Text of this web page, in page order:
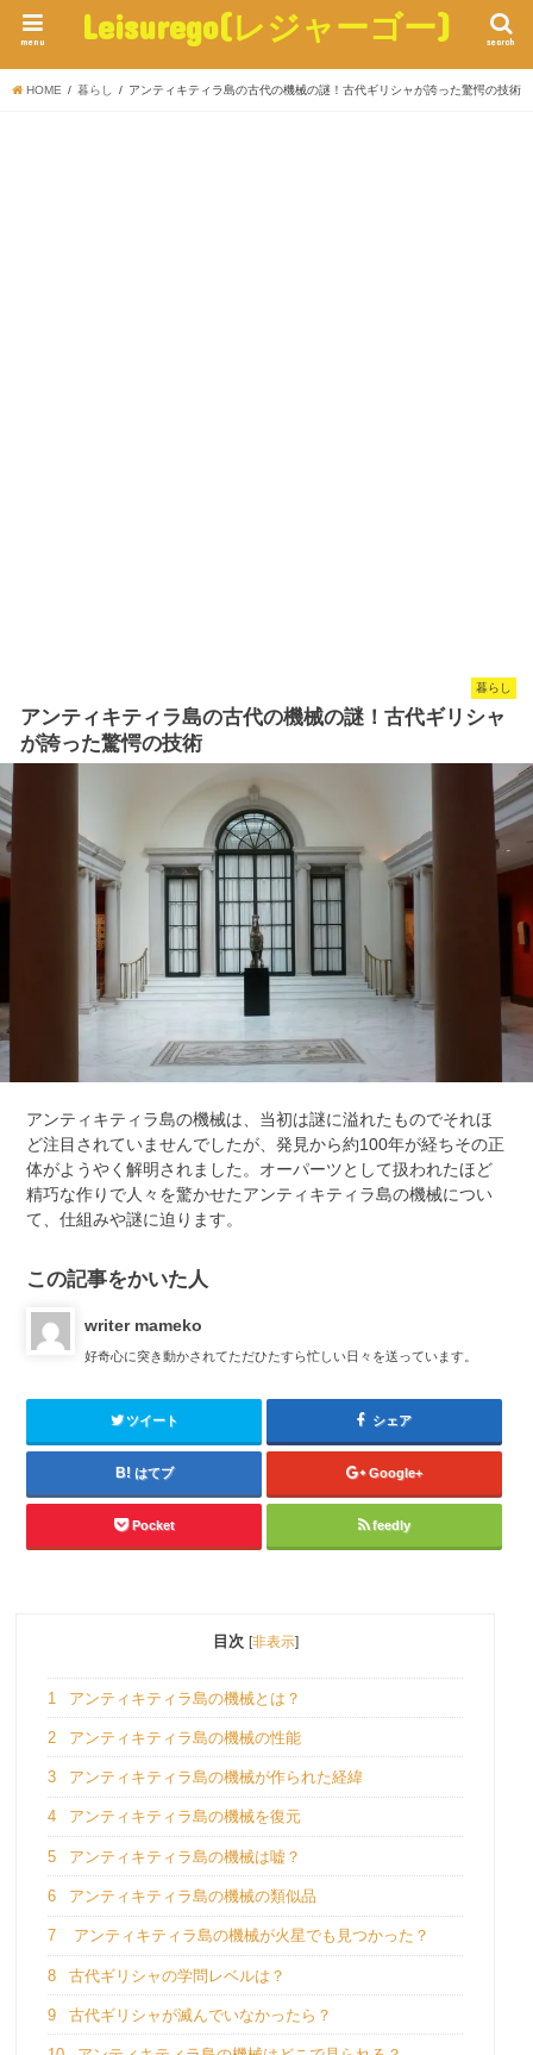
Leisurego(レジャーゴー) search
menu
HOME 暮らし アンティキティラ島の古代の機械の謎！古代ギリシャが誇った驚愕の技術
暮らし
アンティキティラ島の古代の機械の謎！古代ギリシャ
が誇った驚愕の技術
アンティキティラ島の機械は、当初は謎に溢れたものでそれほ
ど注目されていませんでしたが、発見から約100年が経ちその正
体がようやく解明されました。オーパーツとして扱われたほど
精巧な作りで人々を驚かせたアンティキティラ島の機械につい
て、仕組みや謎に迫ります。
この記事をかいた人
writer mameko
好奇心に突き動かされてただひたすら忙しい日々を送っています。
ツイート シェア
はてブ Google+
Pocket feedly
目次 [非表示]
1 アンティキティラ島の機械とは？
2 アンティキティラ島の機械の性能
3 アンティキティラ島の機械が作られた経緯
4 アンティキティラ島の機械を復元
5 アンティキティラ島の機械は嘘？
6 アンティキティラ島の機械の類似品
7 アンティキティラ島の機械が火星でも見つかった？
8 古代ギリシャの学問レベルは？
9 古代ギリシャが滅んでいなかったら？